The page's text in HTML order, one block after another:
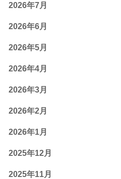
2026年7月
2026年6月
2026年5月
2026年4月
2026年3月
2026年2月
2026年1月
2025年12月
2025年11月